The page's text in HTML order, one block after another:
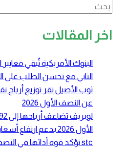
البحث
اخر المقالات
البنوك الأمريكية تُبقي معايير
الثاني مع تحسن الطلب على
عن النصف الأول 2026
الأول 2026 بدعم ارتفاع أسعار زيوت الأساس